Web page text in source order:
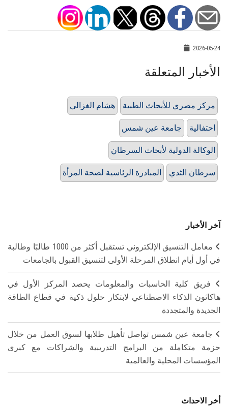
2026-05-24
الأخبار المتعلقة
هشام الغزالي مركز مصري للأبحاث الطبية
جامعة عين شمس احتفالية
الوكالة الدولية لأبحاث السرطان
المبادرة الرئاسية لصحة المرأة سرطان الثدي
آخر الأخبار
معامل التنسيق الإلكتروني تستقبل أكثر من 1000 طالبًا وطالبة
في أول أيام انطلاق المرحلة الأولى لتنسيق القبول بالجامعات
فريق كلية الحاسبات والمعلومات يحصد المركز الأول في
هاكاثون الذكاء الاصطناعي لابتكار حلول ذكية في قطاع الطاقة
الجديدة والمتجددة
جامعة عين شمس تواصل تأهيل طلابها لسوق العمل من خلال
حزمة متكاملة من البرامج التدريبية والشراكات مع كبرى
المؤسسات المحلية والعالمية
أخر الاحداث